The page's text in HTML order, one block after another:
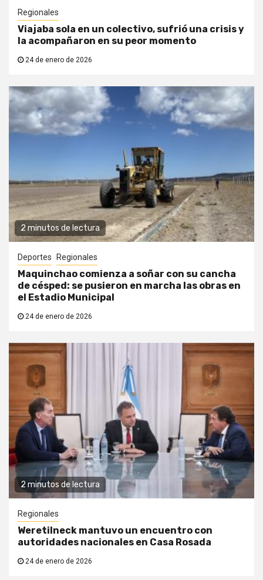
Regionales
Viajaba sola en un colectivo, sufrió una crisis y
la acompañaron en su peor momento
24 de enero de 2026
2 minutos de lectura
Deportes Regionales
Maquinchao comienza a soñar con su cancha
de césped: se pusieron en marcha las obras en
el Estadio Municipal
24 de enero de 2026
2 minutos de lectura
Regionales
Weretilneck mantuvo un encuentro con
autoridades nacionales en Casa Rosada
24 de enero de 2026